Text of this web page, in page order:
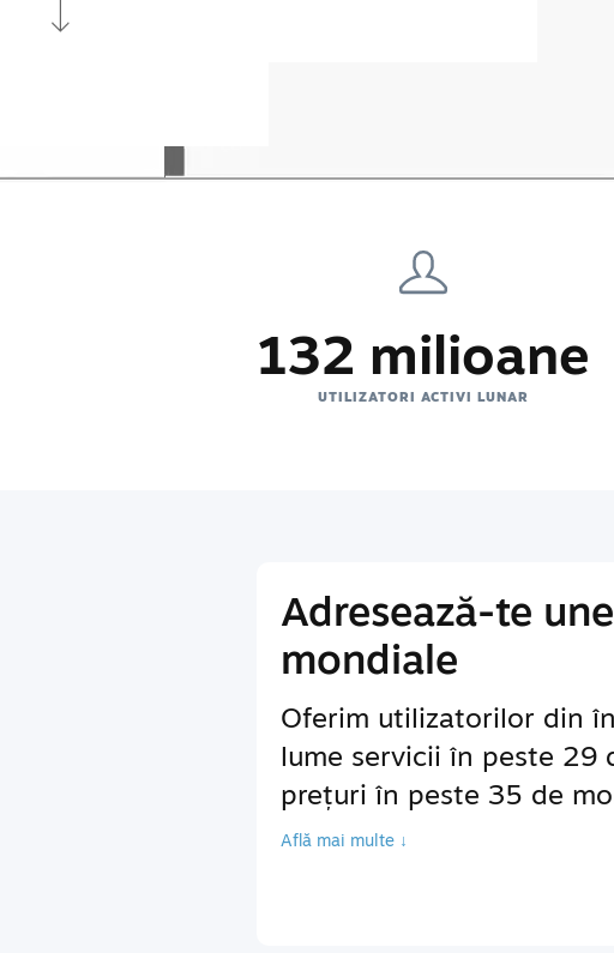
132 milioane
UTILIZATORI ACTIVI LUNAR
Adresează-te
mondiale
Oferim utilizatorilor din
lume servicii în peste 29
prețuri în peste 35 de
Află mai multe ↓